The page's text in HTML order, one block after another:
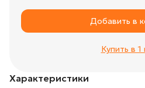
Характеристики
Добавить в
Купить в 1